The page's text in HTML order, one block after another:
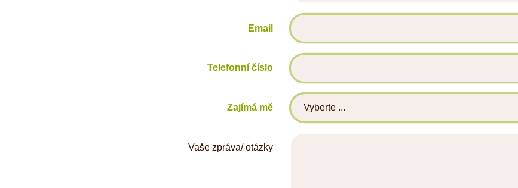
Email
Telefonní číslo
Zajímá mě
Vaše zpráva/ otázky